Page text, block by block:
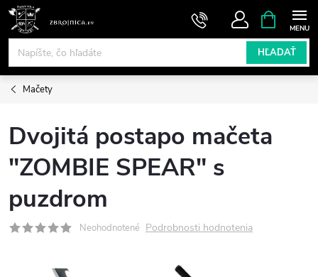
Prejsť
obsah
HĽADAŤ
KOŠÍK
Mačety
Dvojitá postapo mačeta
"ZOMBIE SPEAR" s
puzdrom
Neohodnotené Podrobnosti hodnotenia